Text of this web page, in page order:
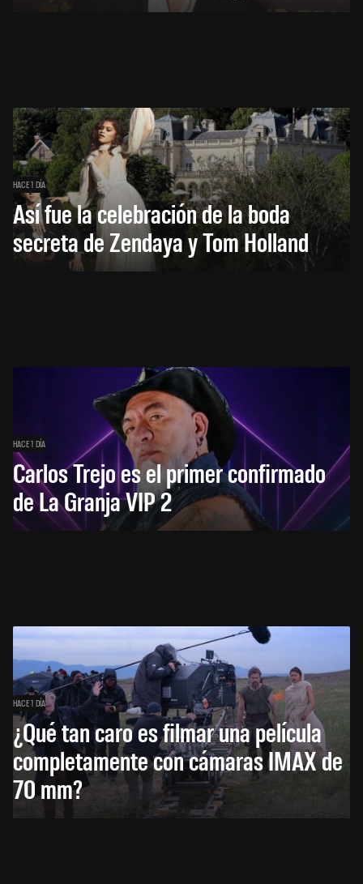
HACE 1 DÍA
Así fue la celebración de la boda
secreta de Zendaya y Tom Holland
HACE 1 DÍA
Carlos Trejo es el primer confirmado
de La Granja VIP 2
HACE 1 DÍA
¿Qué tan caro es filmar una película
completamente con cámaras IMAX de
70 mm?